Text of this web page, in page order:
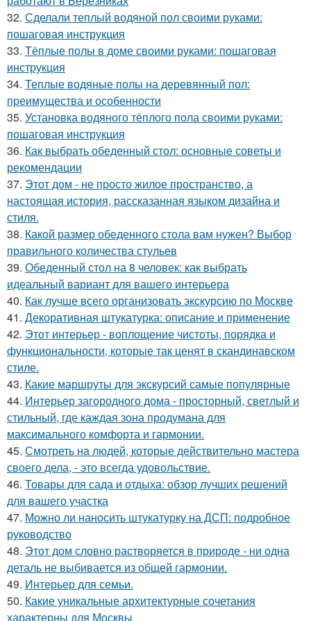
32. Сделали теплый водяной пол своими руками:
пошаговая инструкция
33. Тёплые полы в доме своими руками: пошаговая
инструкция
34. Теплые водяные полы на деревянный пол:
преимущества и особенности
35. Установка водяного тёплого пола своими руками:
пошаговая инструкция
36. Как выбрать обеденный стол: основные советы и
рекомендации
37. Этот дом - не просто жилое пространство, а
настоящая история, рассказанная языком дизайна и
стиля.
38. Какой размер обеденного стола вам нужен? Выбор
правильного количества стульев
39. Обеденный стол на 8 человек: как выбрать
идеальный вариант для вашего интерьера
40. Как лучше всего организовать экскурсию по Москве
41. Декоративная штукатурка: описание и применение
42. Этот интерьер - воплощение чистоты, порядка и
функциональности, которые так ценят в скандинавском
стиле.
43. Какие маршруты для экскурсий самые популярные
44. Интерьер загородного дома - просторный, светлый и
стильный, где каждая зона продумана для
максимального комфорта и гармонии.
45. Смотреть на людей, которые действительно мастера
своего дела, - это всегда удовольствие.
46. Товары для сада и отдыха: обзор лучших решений
для вашего участка
47. Можно ли наносить штукатурку на ДСП: подробное
руководство
48. Этот дом словно растворяется в природе - ни одна
деталь не выбивается из общей гармонии.
49. Интерьер для семьи.
50. Какие уникальные архитектурные сочетания
характерны для Москвы